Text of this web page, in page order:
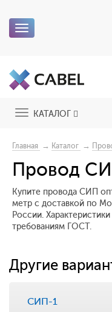
Toggle
ToggleКАТАЛОГ
Главная → Каталог →
Провод
Купите провода СИП
метр с доставкой по
России.
требованиям ГОСТ.
Другие
СИП-1